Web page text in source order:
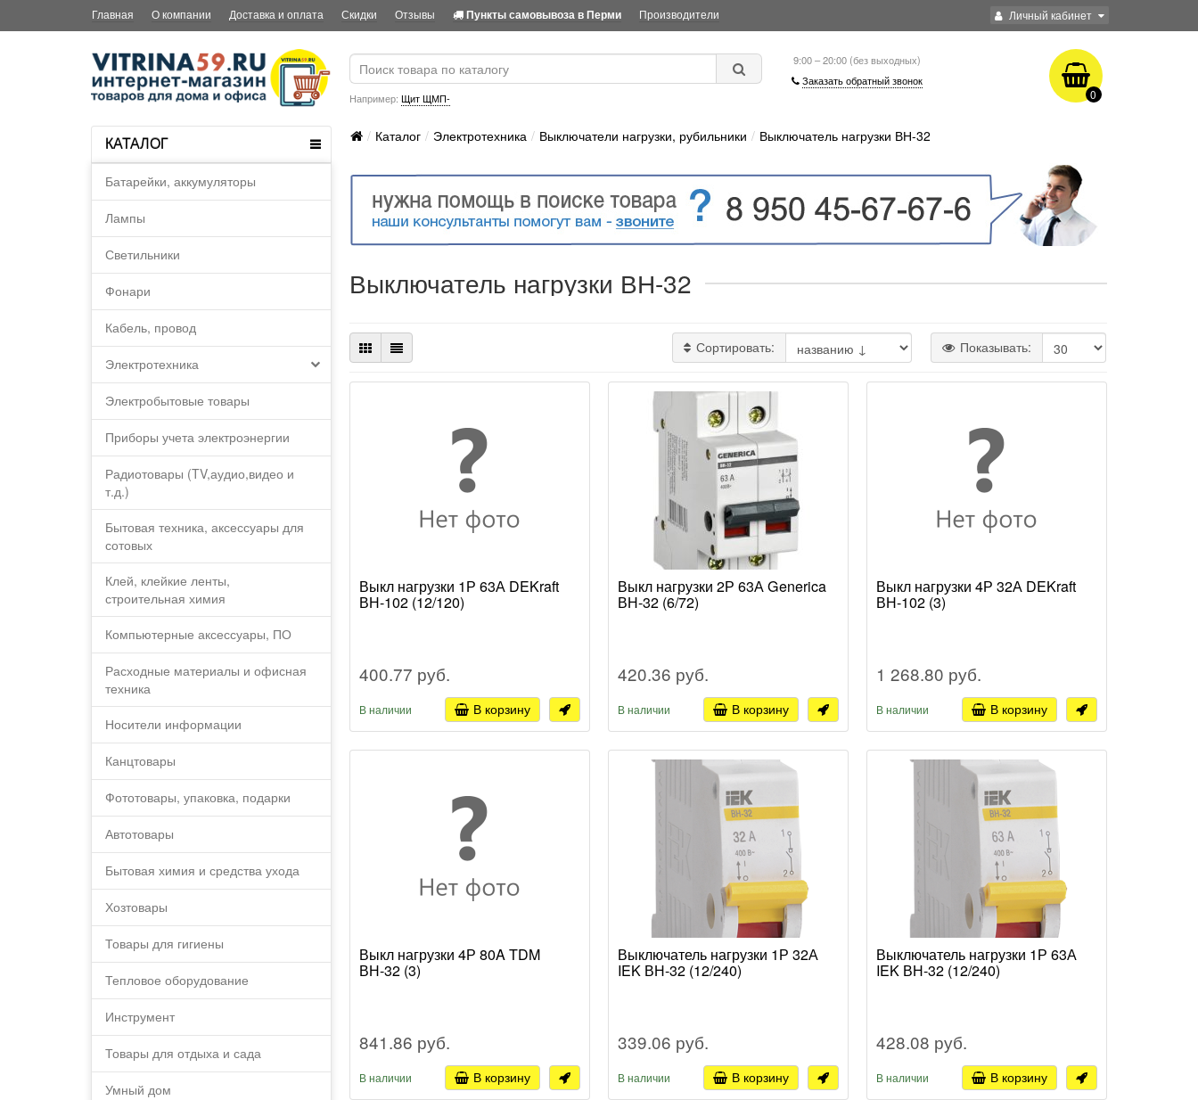
Личный кабинет
Главная О компании Доставка и оплата Скидки Отзывы Пункты самовывоза в Перми Производители
Например: Щит ЩМП-
9:00 – 20:00 (без выходных)
Заказать обратный звонок
0
КАТАЛОГ
Батарейки, аккумуляторы
Лампы
Светильники
Фонари
Кабель, провод
Электротехника
Электробытовые товары
Приборы учета электроэнергии
Радиотовары (TV,аудио,видео и
т.д.)
Бытовая техника, аксессуары для
сотовых
Клей, клейкие ленты,
строительная химия
Компьютерные аксессуары, ПО
Расходные материалы и офисная
техника
Носители информации
Канцтовары
Фототовары, упаковка, подарки
Автотовары
Бытовая химия и средства ухода
Хозтовары
Товары для гигиены
Тепловое оборудование
Инструмент
Товары для отдыха и сада
Умный дом
Каталог Электротехника Выключатели нагрузки, рубильники Выключатель нагрузки ВН-32
Выключатель нагрузки ВН-32
Сортировать: Показывать:
Выкл нагрузки 1Р 63А DEKraft
ВН-102 (12/120)
400.77 руб.
В наличии В корзину
Выкл нагрузки 2Р 63А Generica
ВН-32 (6/72)
420.36 руб.
В наличии В корзину
Выкл нагрузки 4Р 32А DEKraft
ВН-102 (3)
1 268.80 руб.
В наличии В корзину
Выкл нагрузки 4Р 80A TDM
ВН-32 (3)
841.86 руб.
В наличии В корзину
Выключатель нагрузки 1Р 32А
IEK ВН-32 (12/240)
339.06 руб.
В наличии В корзину
Выключатель нагрузки 1Р 63А
IEK ВН-32 (12/240)
428.08 руб.
В наличии В корзину